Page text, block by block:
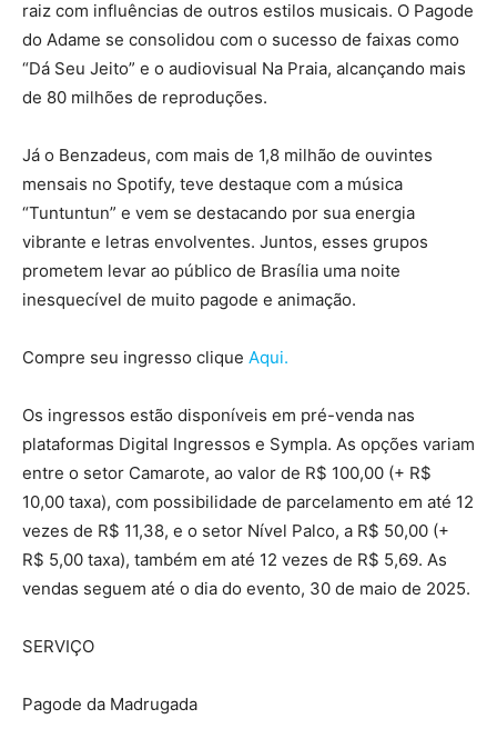
raiz com influências de outros estilos musicais. O Pagode
do Adame se consolidou com o sucesso de faixas como
“Dá Seu Jeito” e o audiovisual Na Praia, alcançando mais
de 80 milhões de reproduções.
Já o Benzadeus, com mais de 1,8 milhão de ouvintes
mensais no Spotify, teve destaque com a música
“Tuntuntun” e vem se destacando por sua energia
vibrante e letras envolventes. Juntos, esses grupos
prometem levar ao público de Brasília uma noite
inesquecível de muito pagode e animação.
Compre seu ingresso clique Aqui.
Os ingressos estão disponíveis em pré-venda nas
plataformas Digital Ingressos e Sympla. As opções variam
entre o setor Camarote, ao valor de R$ 100,00 (+ R$
10,00 taxa), com possibilidade de parcelamento em até 12
vezes de R$ 11,38, e o setor Nível Palco, a R$ 50,00 (+
R$ 5,00 taxa), também em até 12 vezes de R$ 5,69. As
vendas seguem até o dia do evento, 30 de maio de 2025.
SERVIÇO
Pagode da Madrugada